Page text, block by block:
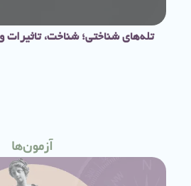
تله‌های شناختی؛ شناخت، تاثیرات و
آزمون‌ها